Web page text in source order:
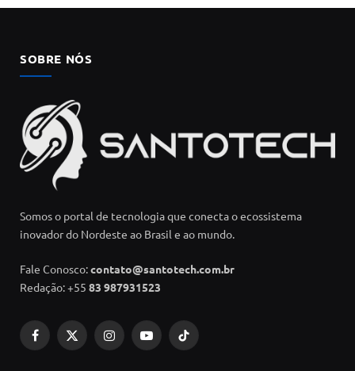
SOBRE NÓS
Somos o portal de tecnologia que conecta o ecossistema
inovador do Nordeste ao Brasil e ao mundo.
Fale Conosco:contato@santotech.com.br
Redação: +55 83 987931523
Facebook
X
InstagramYouTubeTikTok